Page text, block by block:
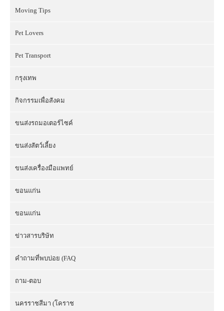
Moving Tips
Pet Lovers
Pet Transport
กรุงเทพ
กิจกรรมเพื่อสังคม
ขนส่งรถมอเตอร์ไซค์
ขนส่งสัตว์เลี้ยง
ขนส่งเครื่องมือแพทย์
ขอนแก่น
ขอนแก่น
ข่าวสารบริษัท
คำถามที่พบบ่อย (FAQ
ถาม-ตอบ
นครราชสีมา (โคราช